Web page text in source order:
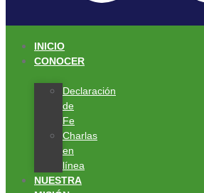
INICIO
CONOCER
Declaración
de
Fe
Charlas
en
línea
NUESTRA